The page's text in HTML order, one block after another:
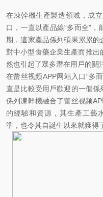
在凍幹機生產製造領域，成
口，一直以產品線“多而全”
期，這家產品係列碩果累累
對中小型食藥企業生產而推出
然也引起了眾多潛在用戶的關
在蕾丝视频APP网站入口“多
直是比較受用戶歡迎的一個
係列凍幹機融合了蕾丝视频
的經驗和資源，其生產工藝
準，也令其自誕生以來就獲得